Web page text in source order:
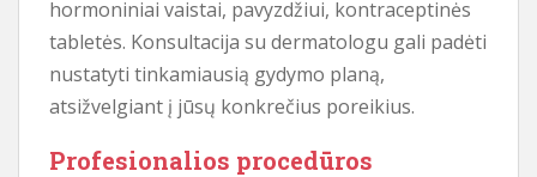
hormoniniai vaistai, pavyzdžiui, kontraceptinės
tabletės. Konsultacija su dermatologu gali padėti
nustatyti tinkamiausią gydymo planą,
atsižvelgiant į jūsų konkrečius poreikius.
Profesionalios procedūros